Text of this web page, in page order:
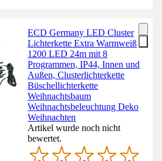
ECD Germany LED Cluster
Lichterkette Extra Warmweiß
1200 LED 24m mit 8
Programmen, IP44, Innen und
Außen, Clusterlichterkette
Büschellichterkette
Weihnachtsbaum
Weihnachtsbeleuchtung Deko
Weihnachten
Artikel wurde noch nicht
bewertet.